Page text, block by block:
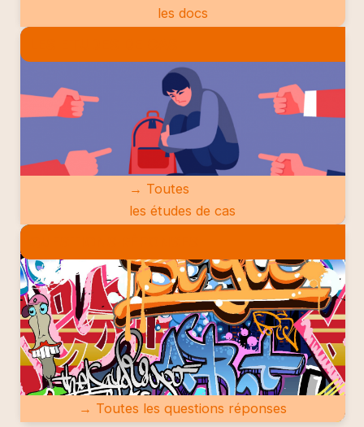
les docs
→ Toutes
les études de cas
→ Toutes les questions réponses